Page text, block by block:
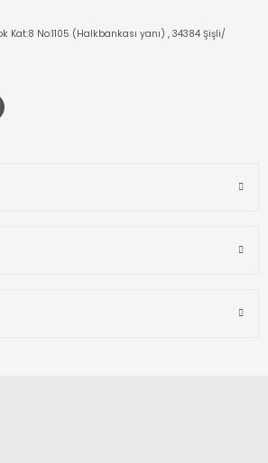
Kat:8 No:1105 (Halkbankası yanı) , 34384 Şişli/